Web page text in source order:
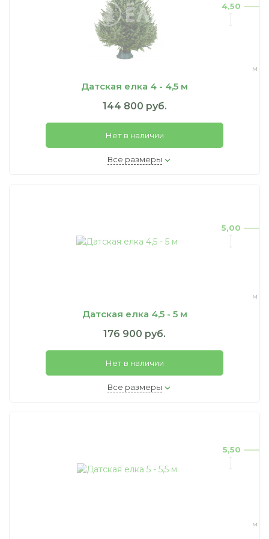
м
4,50
Датская елка 4 - 4,5 м
144 800 руб.
Нет в наличии
Все размеры
м
5,00
Датская елка 4,5 - 5 м
176 900 руб.
Нет в наличии
Все размеры
м
5,50